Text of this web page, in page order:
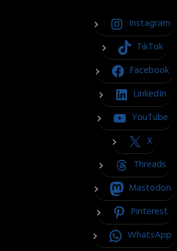
Instagram
TikTok
Facebook
LinkedIn
YouTube
X
Threads
Mastodon
Pinterest
WhatsApp